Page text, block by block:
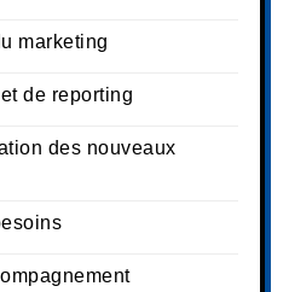
marketing
de reporting
des nouveaux